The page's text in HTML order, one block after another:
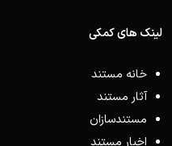
لینک های کمکی
خانه مستند
آثار مستند
مستندسازان
اخبار مستند